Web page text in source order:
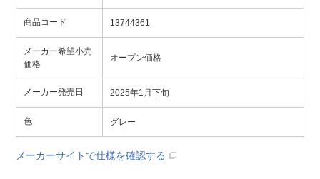
商品コード 13744361
メーカー希望小売
価格
オープン価格
メーカー発売日 2025年1月下旬
色 グレー
メーカーサイトで仕様を確認する